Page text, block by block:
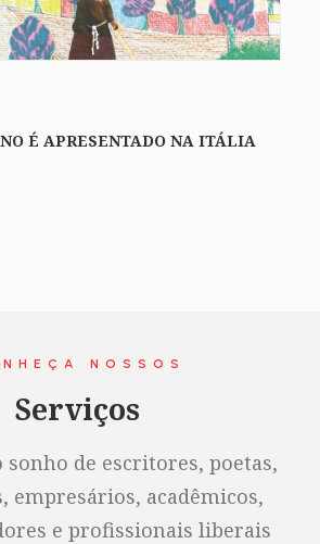
É APRESENTADO NA ITÁLIA
NOSSOS
Serviços
sonho de escritores, poetas,
empresários, acadêmicos,
e profissionais liberais